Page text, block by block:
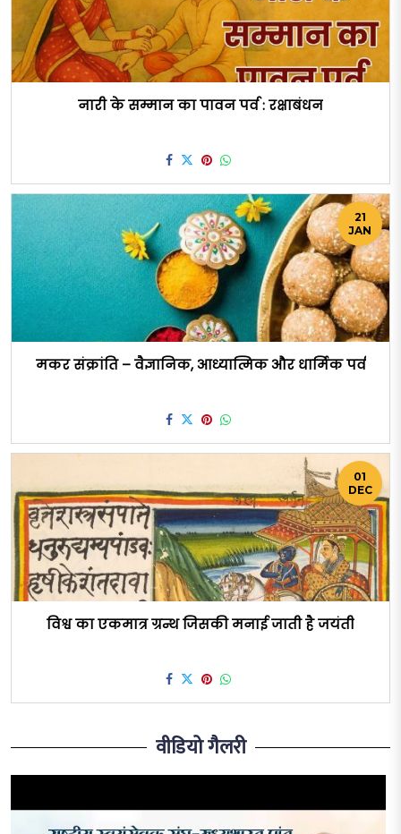
नारी के सम्मान का पावन पर्व : रक्षाबंधन
21
JAN
मकर संक्रांति – वैज्ञानिक, आध्यात्मिक और धार्मिक पर्व
01
DEC
विश्व का एकमात्र ग्रन्थ जिसकी मनाई जाती है जयंती
वीडियो गैलरी